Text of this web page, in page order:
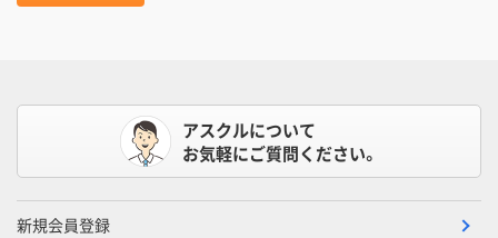
アスクルについて
お気軽にご質問ください。
新規会員登録